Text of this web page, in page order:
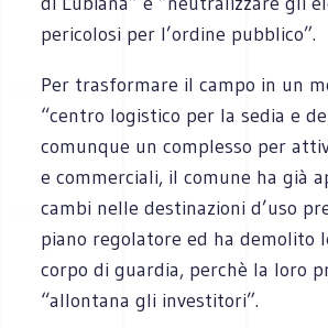
pericolosi per l’ordine pubblico”.
Per trasformare il campo in un
“centro logistico per la sedia e
comunque un complesso per
e commerciali, il comune ha già
cambi nelle destinazioni d’uso
piano regolatore ed ha demolito
corpo di guardia, perchè la loro
“allontana gli investitori”.